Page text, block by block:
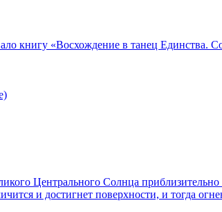
книгу «Восхождение в танец Единства.
Центрального Солнца
и достигнет поверхности, и тогда